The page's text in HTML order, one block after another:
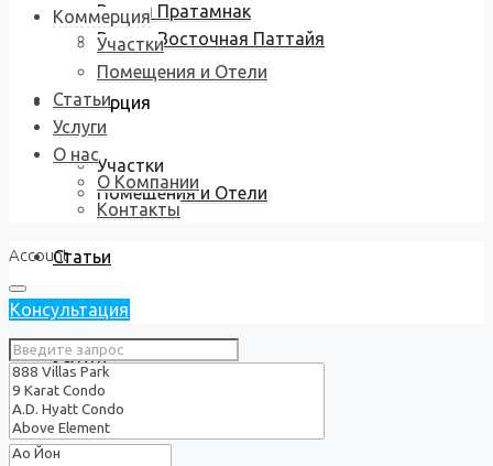
Виллы Пратамнак
Виллы Восточная Паттайя
Коммерция
Участки
Помещения и Отели
Статьи
Услуги
О нас
Коммерция
Участки
Помещения и Отели
Статьи
Услуги
О нас
О Компании
Контакты
Account
Консультация